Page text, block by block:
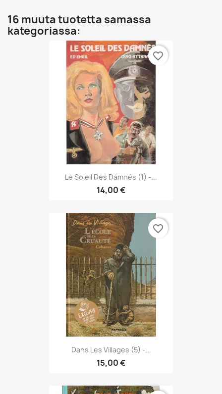
16 muuta tuotetta samassa
kategoriassa:
Le Soleil Des Damnés (1) -...
14,00 €
favorite_border
Dans Les Villages (5) -...
15,00 €
favorite_border